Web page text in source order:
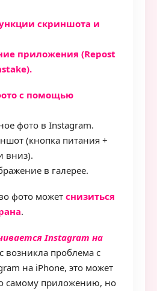
скриншота и
приложения (Repost
с помощью
фото в Instagram.
(кнопка питания +
вниз).
в галерее.
фото может снизиться
.
Instagram на
возникла проблема с
на iPhone, это может
самому приложению, но